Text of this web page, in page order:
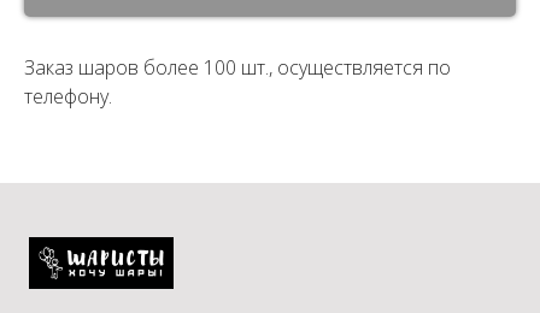
Заказ шаров более 100 шт., осуществляется по
телефону.